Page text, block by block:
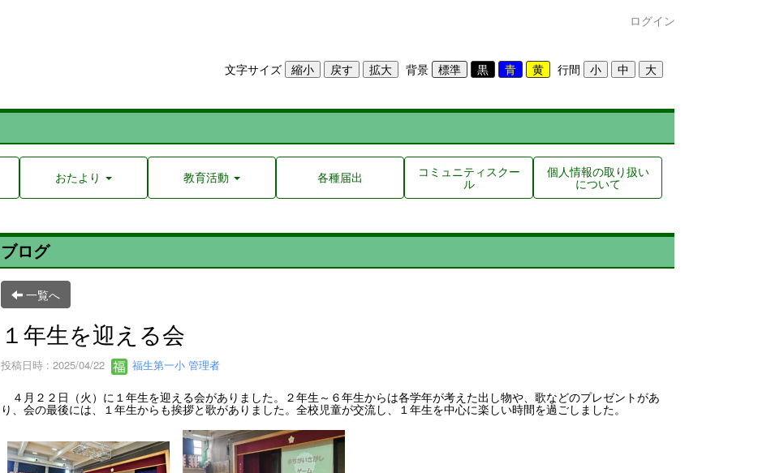
ログイン
文字サイズ 背景 行間
おたより 教育活動 各種届出 コミュニティスクー
ル
個人情報の取り扱い
について
ブログ
一覧へ
１年生を迎える会
投稿日時 : 2025/04/22 福生第一小 管理者
４月２２日（火）に１年生を迎える会がありました。２年生～６年生からは各学年が考えた出し物や、歌などのプレゼントがあ
り、会の最後には、１年生からも挨拶と歌がありました。全校児童が交流し、１年生を中心に楽しい時間を過ごしました。